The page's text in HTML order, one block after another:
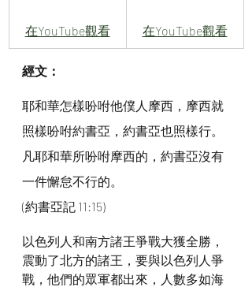
在YouTube觀看 在YouTube觀看
經文：
耶和華怎樣吩咐他僕人摩西，摩西就
照樣吩咐約書亞，約書亞也照樣行。
凡耶和華所吩咐摩西的，約書亞沒有
一件懈怠不行的。
(約書亞記 11:15)
以色列人和南方諸王爭戰大獲全勝，
震動了北方的諸王，要與以色列人爭
戰，他們的眾軍都出來，人數多如海